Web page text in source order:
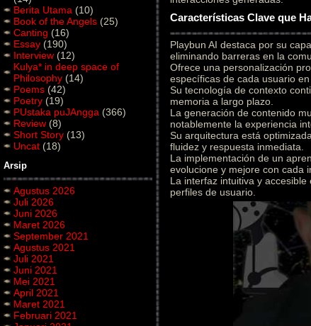
Berita Utama (10)
Book of the Angels (25)
Canting (16)
Essay (190)
Interview (12)
Kulya* in deep space of
Philosophy (14)
Poems (42)
Poetry (19)
PUstaka puJAngga (366)
Review (8)
Short Story (13)
Uncat (18)
Arsip
Agustus 2026
Juli 2026
Juni 2026
Maret 2026
September 2021
Agustus 2021
Juli 2021
Juni 2021
Mei 2021
April 2021
Maret 2021
Februari 2021
Características Clave que
Playbun AI destaca por su
eliminando barreras en la
Ofrece una personalización
específicas de cada usuario en
Su tecnología de contexto
memoria a largo plazo.
La generación de contenido
notablemente la experiencia
Su arquitectura está
fluidez y respuesta inmediata.
La implementación de un
evolucione y mejore con cada
La interfaz intuitiva y
perfiles de usuario.